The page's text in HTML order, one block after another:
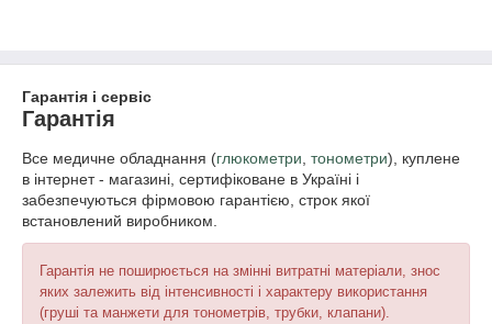
Гарантія і сервіс
Гарантія
Все медичне обладнання (глюкометри тонометри), куплене
в інтернет - магазині, сертифіковане в Україні і
забезпечуються фірмовою гарантією, строк якої
встановлений виробником.
Гарантія не поширюється на змінні витратні матеріали, знос
яких залежить від інтенсивності і характеру використання
(груші та манжети для тонометрів, трубки, клапани).